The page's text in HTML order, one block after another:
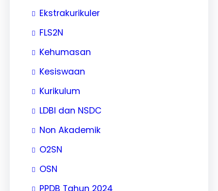
Ekstrakurikuler
FLS2N
Kehumasan
Kesiswaan
Kurikulum
LDBI dan NSDC
Non Akademik
O2SN
OSN
PPDB Tahun 2024